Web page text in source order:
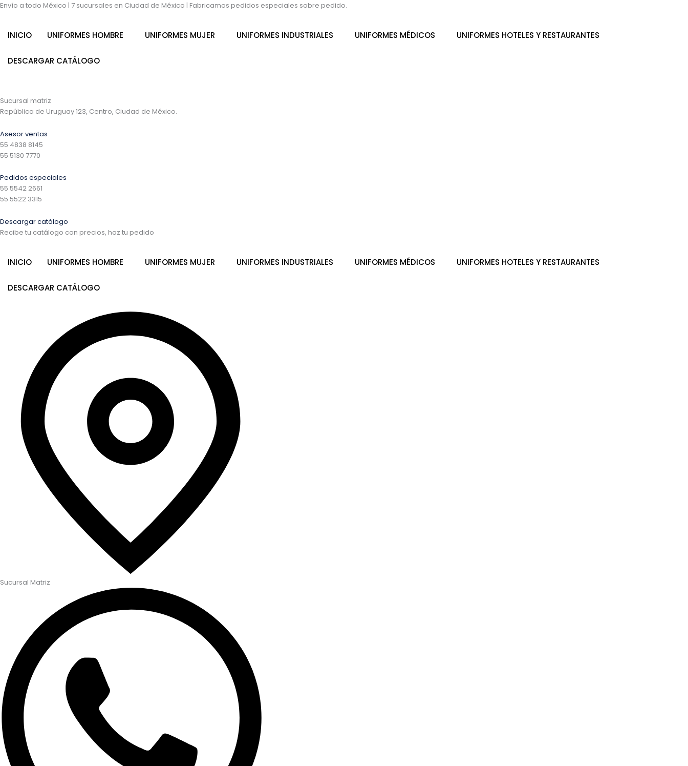
Ir
Envío a todo México | 7 sucursales en Ciudad de México | Fabricamos pedidos especiales sobre pedido.
INICIO UNIFORMES HOMBRE UNIFORMES MUJER UNIFORMES INDUSTRIALES UNIFORMES MÉDICOS UNIFORMES HOTELES Y RESTAURANTES
DESCARGAR CATÁLOGO
Sucursal matriz
República de Uruguay 123, Centro, Ciudad de México.
Asesor ventas
55 4838 8145
55 5130 7770
Pedidos especiales
55 5542 2661
55 5522 3315
Descargar catálogo
Recibe tu catálogo con precios, haz tu pedido
INICIO UNIFORMES HOMBRE UNIFORMES MUJER UNIFORMES INDUSTRIALES UNIFORMES MÉDICOS UNIFORMES HOTELES Y RESTAURANTES
DESCARGAR CATÁLOGO
Sucursal Matriz
CAMISA
MANGA
cantidad
CAMISA
MANGA
cantidad